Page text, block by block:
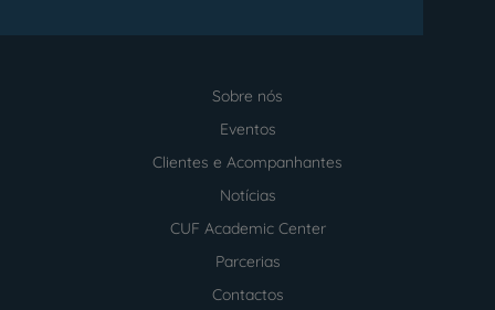
Sobre nós
Eventos
Clientes e Acompanhantes
Notícias
CUF Academic Center
Parcerias
Contactos